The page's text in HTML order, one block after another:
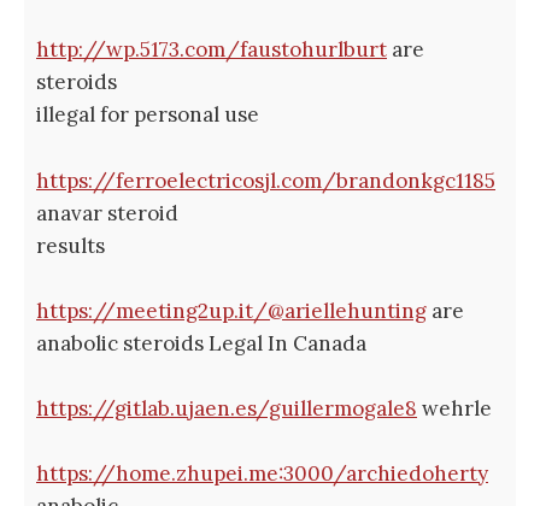
http://wp.5173.com/faustohurlburt are
steroids
illegal for personal use
https://ferroelectricosjl.com/brandonkgc1185
anavar steroid
results
https://meeting2up.it/@ariellehunting are
anabolic steroids Legal In Canada
https://gitlab.ujaen.es/guillermogale8 wehrle
https://home.zhupei.me:3000/archiedoherty